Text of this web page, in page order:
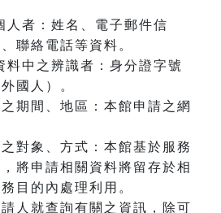
人者：姓名、電子郵件信
聯絡電話等資料。
料中之辨識者：身分證字號
國人）。
期間、地區：本館申請之網
對象、方式：本館基於服務
將申請相關資料將留存於相
目的內處理利用。
人就查詢有關之資訊，除可